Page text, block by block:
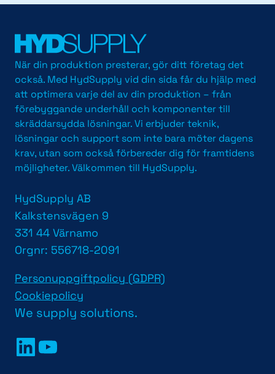
När din produktion presterar, gör ditt företag det
också. Med HydSupply vid din sida får du hjälp med
att optimera varje del av din produktion – från
förebyggande underhåll och komponenter till
skräddarsydda lösningar. Vi erbjuder teknik,
lösningar och support som inte bara möter dagens
krav, utan som också förbereder dig för framtidens
möjligheter. Välkommen till HydSupply.
HydSupply AB
Kalkstensvägen 9
331 44 Värnamo
Orgnr: 556718-2091
Personuppgiftpolicy (GDPR)
Cookiepolicy
We supply solutions.